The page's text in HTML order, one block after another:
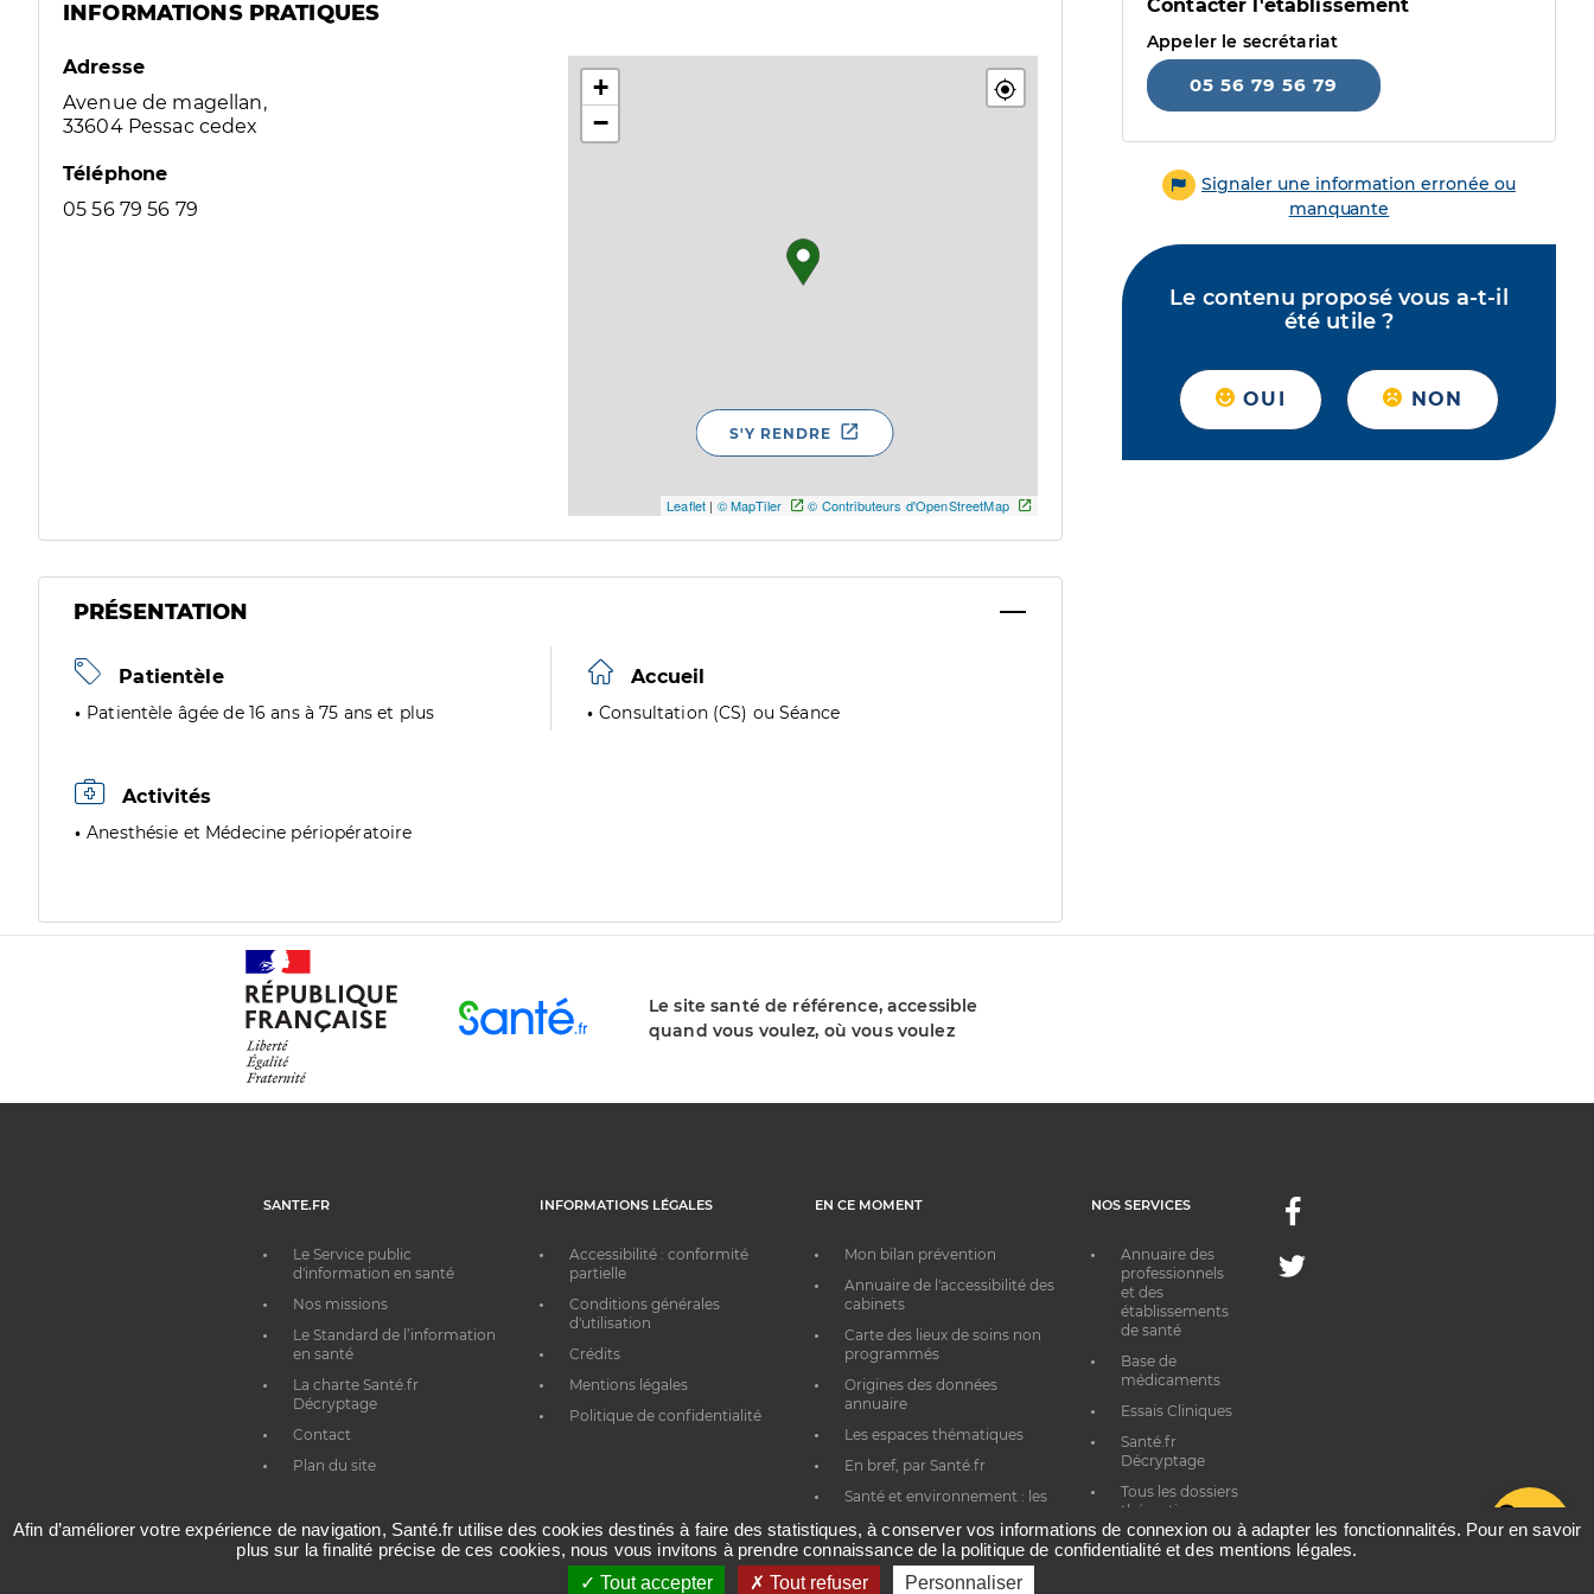
INFORMATIONS PRATIQUES
Adresse
Avenue de magellan,
33604 Pessac cedex
Téléphone
05 56 79 56 79
+
−
Leaflet | © MapTiler © Contributeurs d'OpenStreetMap
S'Y RENDRE
PRÉSENTATION
Patientèle
Patientèle âgée de 16 ans à 75 ans et plus
Accueil
Consultation (CS) ou Séance
Activités
Anesthésie et Médecine périopératoire
Contacter l'établissement
Appeler le secrétariat
05 56 79 56 79
Signaler une information erronée ou
manquante
Le contenu proposé vous a-t-il
été utile ?
OUI NON
Le site santé de référence, accessible
quand vous voulez, où vous voulez
SANTE.FR
Le Service public
d'information en santé
Nos missions
Le Standard de l’information
en santé
La charte Santé.fr
Décryptage
Contact
Plan du site
INFORMATIONS LÉGALES
Accessibilité : conformité
partielle
Conditions générales
d'utilisation
Crédits
Mentions légales
Politique de confidentialité
EN CE MOMENT
Mon bilan prévention
Annuaire de l'accessibilité des
cabinets
Carte des lieux de soins non
programmés
Origines des données
annuaire
Les espaces thématiques
En bref, par Santé.fr
Santé et environnement : les
NOS SERVICES
Annuaire des
professionnels
et des
établissements
de santé
Base de
médicaments
Essais Cliniques
Santé.fr
Décryptage
Tous les dossiers
thématiques
Facebook
Twitter
Afin d’améliorer votre expérience de navigation, Santé.fr utilise des cookies destinés à faire des statistiques, à conserver vos informations de connexion ou à adapter les fonctionnalités. Pour en savoir
plus sur la finalité précise de ces cookies, nous vous invitons à prendre connaissance de la politique de confidentialité et des mentions légales.
Tout accepter
Tout refuser Personnaliser